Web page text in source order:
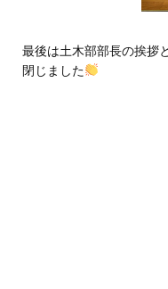
最後は土木部部長の挨拶
閉じました